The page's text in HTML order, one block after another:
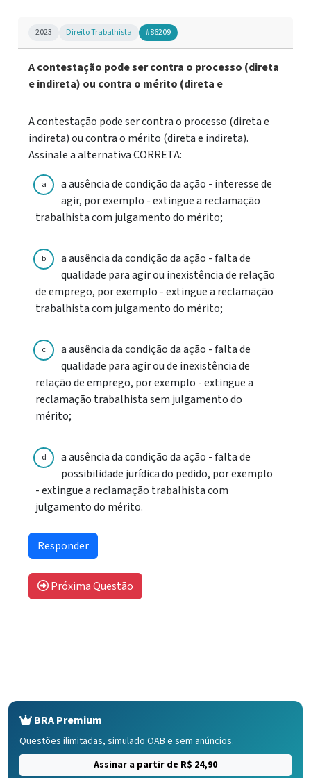
2023 Direito Trabalhista #86209
A contestação pode ser contra o processo (direta
e indireta) ou contra o mérito (direta e
A contestação pode ser contra o processo (direta e
indireta) ou contra o mérito (direta e indireta).
Assinale a alternativa CORRETA:
a
a ausência de condição da ação - interesse de
agir, por exemplo - extingue a reclamação
trabalhista com julgamento do mérito;
b
a ausência da condição da ação - falta de
qualidade para agir ou inexistência de relação
de emprego, por exemplo - extingue a reclamação
trabalhista com julgamento do mérito;
c
a ausência da condição da ação - falta de
qualidade para agir ou de inexistência de
relação de emprego, por exemplo - extingue a
reclamação trabalhista sem julgamento do
mérito;
d
a ausência da condição da ação - falta de
possibilidade jurídica do pedido, por exemplo
- extingue a reclamação trabalhista com
julgamento do mérito.
Próxima Questão
BRA Premium
Questões ilimitadas, simulado OAB e sem anúncios.
Assinar a partir de R$ 24,90